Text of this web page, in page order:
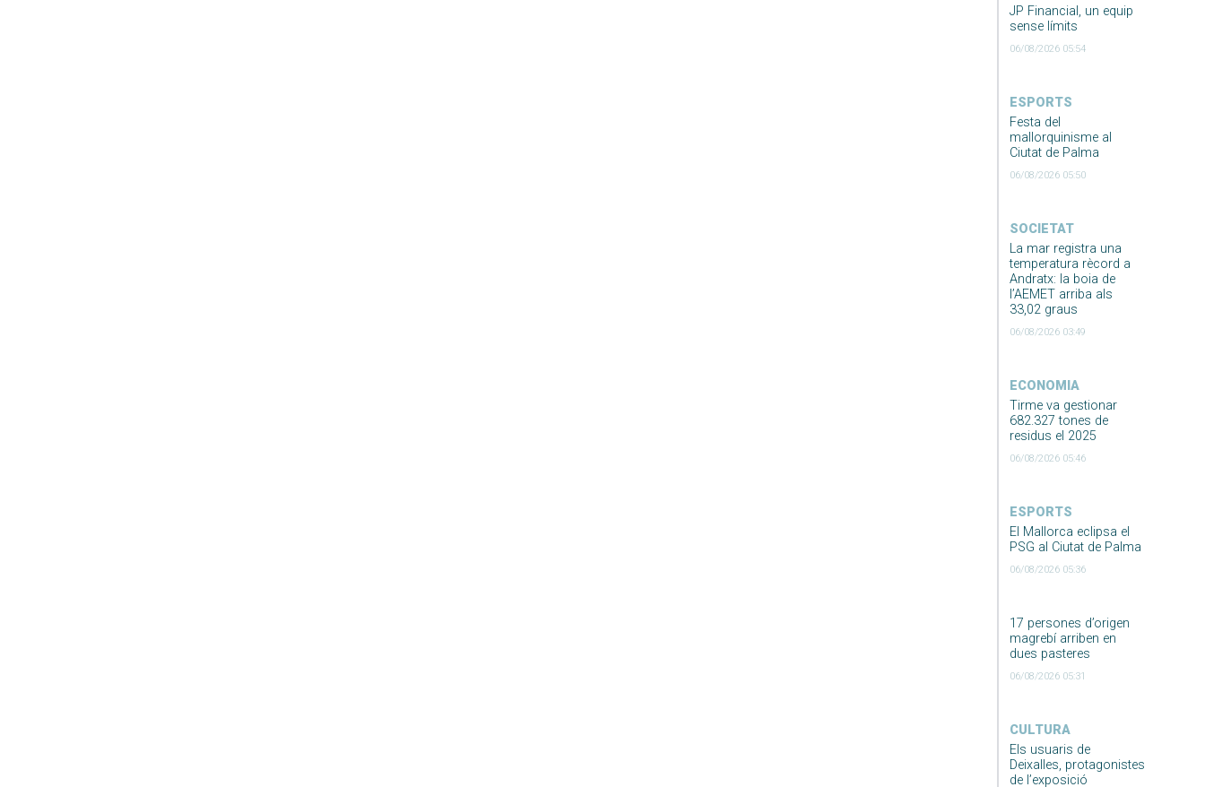
JP Financial, un equip
sense límits
06/08/2026 05:54
ESPORTS
Festa del
mallorquinisme al
Ciutat de Palma
06/08/2026 05:50
SOCIETAT
La mar registra una
temperatura rècord a
Andratx: la boia de
l’AEMET arriba als
33,02 graus
06/08/2026 03:49
ECONOMIA
Tirme va gestionar
682.327 tones de
residus el 2025
06/08/2026 05:46
ESPORTS
El Mallorca eclipsa el
PSG al Ciutat de Palma
06/08/2026 05:36
17 persones d’origen
magrebí arriben en
dues pasteres
06/08/2026 05:31
CULTURA
Els usuaris de
Deixalles, protagonistes
de l’exposició